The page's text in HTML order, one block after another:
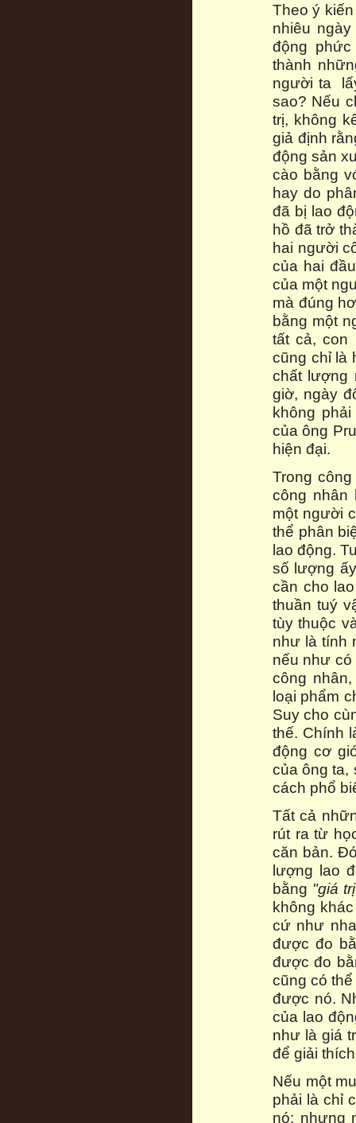
Theo ý
nhiêu
động
thành
người ta
sao? Nếu
trị, không
giả định
động sản
cào bằng
hay do
đã bị lao
hồ đã trở
hai người
của hai
của một
mà đúng
bằng một
tất cả, con
cũng chỉ là
chất lượng
giờ, ngày
không
của ông
hiện đại.
Trong
công nhân
một người
thể phân
lao động.
số lượng
cần cho
thuần tuý
tùy thuộc
như là tính
nếu như
công
loại phẩm
Suy cho
thế. Chính
động cơ
của ông ta,
cách phổ
Tất cả
rút ra từ
căn bản.
lượng lao
bằng "giá
không
cứ như
được đo
được đo
cũng có
được nó.
của lao
như là giá
để giải
Nếu một
phải là chỉ
nó: nhưng